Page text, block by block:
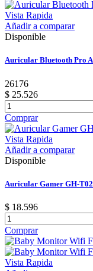
Vista Rapida
Añadir a comparar
Disponible
Auricular Bluetooth Pro
26176
$ 25.526
Comprar
Vista Rapida
Añadir a comparar
Disponible
Auricular Gamer GH-
$ 18.596
Comprar
Vista Rapida